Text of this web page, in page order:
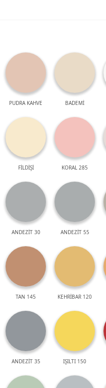
PUDRA KAHVE BADEMİ
FİLDİŞİ KORAL 285
ANDEZİT 30 ANDEZİT 55
TAN 145 KEHRİBAR 120
ANDEZİT 35 IŞILTI 150